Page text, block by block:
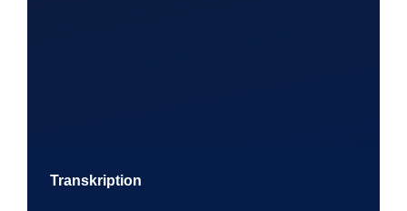
Transkription